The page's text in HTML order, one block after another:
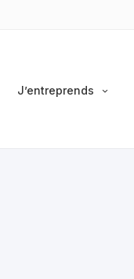
J’entreprends